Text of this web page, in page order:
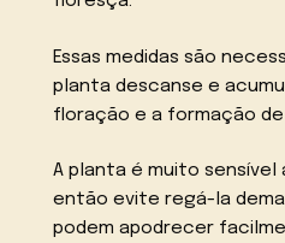
Essas medidas são
planta descanse e
floração e a formação
A planta é muito sensível
então evite regá-la
podem apodrecer